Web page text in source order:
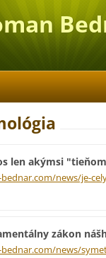
len akýmsi
news/je-
zákon
news/